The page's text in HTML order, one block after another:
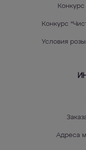
Конкурс
Условия
Адреса